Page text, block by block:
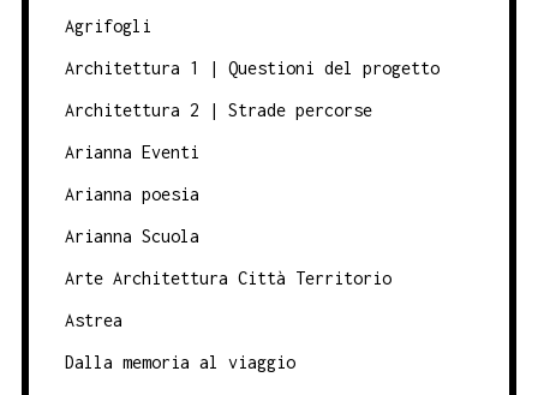
Agrifogli
Architettura 1 | Questioni del progetto
Architettura 2 | Strade percorse
Arianna Eventi
Arianna poesia
Arianna Scuola
Arte Architettura Città Territorio
Astrea
Dalla memoria al viaggio